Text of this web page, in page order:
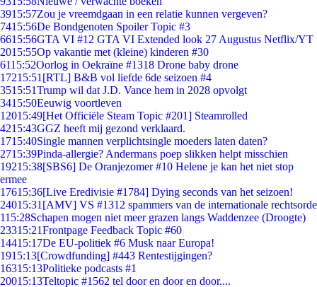
3915:57Zou je vreemdgaan in een relatie kunnen vergeven?
7415:56De Bondgenoten Spoiler Topic #3
6615:56GTA VI #12 GTA VI Extended look 27 Augustus Netflix/YT
2015:55Op vakantie met (kleine) kinderen #30
6115:52Oorlog in Oekraïne #1318 Drone baby drone
17215:51 [RTL] B&B vol liefde 6de seizoen #4
3515:51Trump wil dat J.D. Vance hem in 2028 opvolgt
3415:50Eeuwig voortleven
12015:49[Het Officiële Steam Topic #201] Steamrolled
4215:43GGZ heeft mij gezond verklaard.
1715:40Single mannen verplichtsingle moeders laten daten?
2715:39Pinda-allergie? Andermans poep slikken helpt misschien
19215:38[SBS6] De Oranjezomer #10 Helene je kan het niet stop
ermee
17615:36[Live Eredivisie #1784] Dying seconds van het seizoen!
24015:31 [AMV] VS #1312 spammers van de internationale rechtsorde
115:28Schapen mogen niet meer grazen langs Waddenzee (Droogte)
23315:21Frontpage Feedback Topic #60
14415:17De EU-politiek #6 Musk naar Europa!
1915:13[Crowdfunding] #443 Rentestijgingen?
16315:13Politieke podcasts #1
20015:13Teltopic #1562 tel door en door en door....